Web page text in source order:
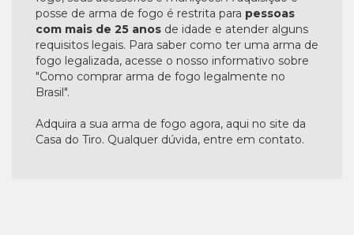
posse de arma de fogo é restrita para pessoas
com mais de 25 anos de idade e atender alguns
requisitos legais. Para saber como ter uma arma de
fogo legalizada, acesse o nosso informativo sobre
"Como comprar arma de fogo legalmente no
Brasil".
Adquira a sua arma de fogo agora, aqui no site da
Casa do Tiro. Qualquer dúvida, entre em contato.